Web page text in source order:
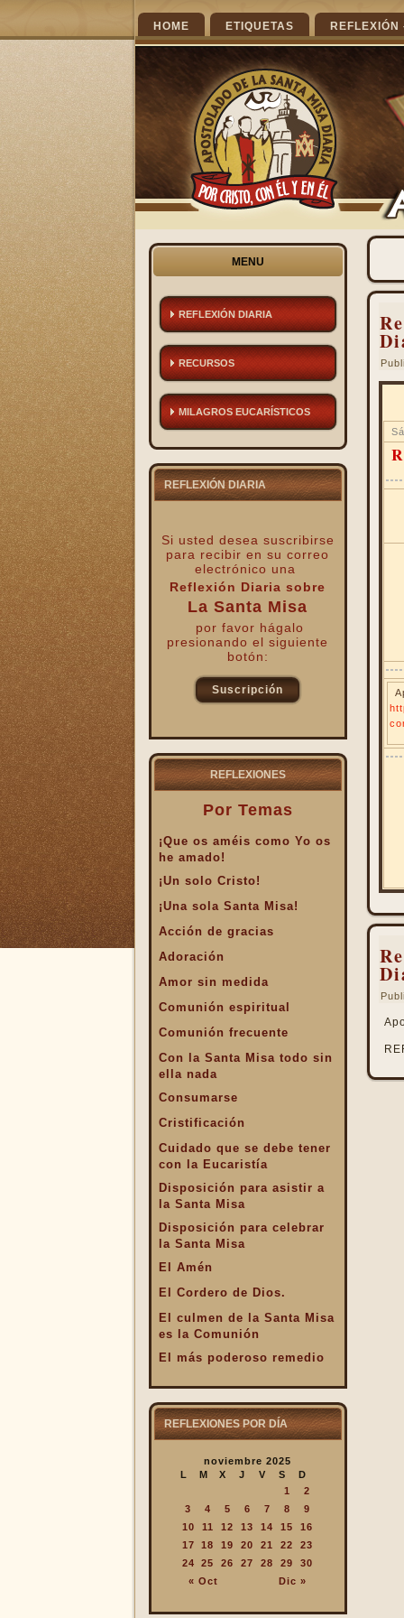
HOME ETIQUETAS
MENU
REFLEXIÓN DIARIA
RECURSOS
MILAGROS EUCARÍSTICOS
REFLEXIÓN DIARIA
Si usted desea suscribirse
para recibir en su correo
electrónico una
Reflexión Diaria sobre
La Santa Misa
por favor hágalo
presionando el siguiente
botón:
Suscripción
REFLEXIONES
Por Temas
¡Que os améis como Yo os
he amado!
¡Un solo Cristo!
¡Una sola Santa Misa!
Acción de gracias
Adoración
Amor sin medida
Comunión espiritual
Comunión frecuente
Con la Santa Misa todo sin
ella nada
Consumarse
Cristificación
Cuidado que se debe tener
con la Eucaristía
Disposición para asistir a
la Santa Misa
Disposición para celebrar
la Santa Misa
El Amén
El Cordero de Dios.
El culmen de la Santa Misa
es la Comunión
El más poderoso remedio
El Pan de la Palabra y el
El Pan nuestro de cada día.
El valor infinto de la Santa
En la Santa Misa Dios nos
da todo
En la Santa Misa la Iglesia
se ofrece a sí misma
REFLEXIONES POR DÍA
noviembre 2025
L
M X J V S D
« Oct Dic »
1
2
3
4 5 6 7 8
9
10
11 12 13 14 15
16
17
18 19 20 21 22
23
24
25 26 27 28 29 30